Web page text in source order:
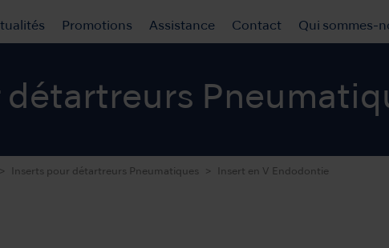
Promotions Assistance Contact Qui sommes-
détartreurs
Inserts pour détartreurs Pneumatiques Insert en V Endodontie